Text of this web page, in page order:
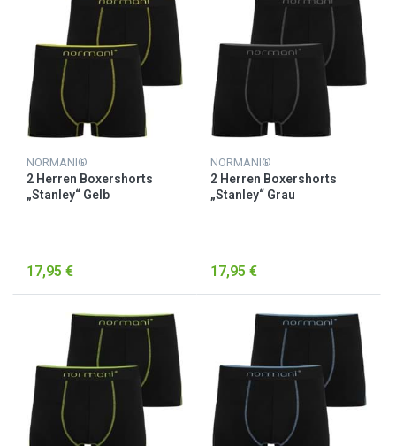
NORMANI®
2 Herren Boxershorts
„Stanley“ Gelb
17,95 €
NORMANI®
2 Herren Boxershorts
„Stanley“ Grau
17,95 €